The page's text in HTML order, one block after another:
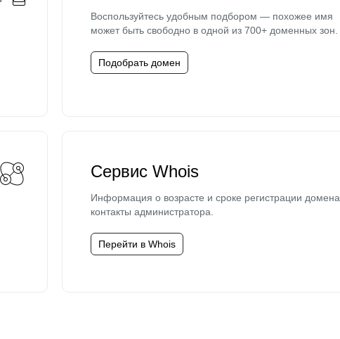
Воспользуйтесь удобным подбором — похожее имя
может быть свободно в одной из 700+ доменных зон.
Подобрать домен
Сервис Whois
Информация о возрасте и сроке регистрации домена,
контакты администратора.
Перейти в Whois